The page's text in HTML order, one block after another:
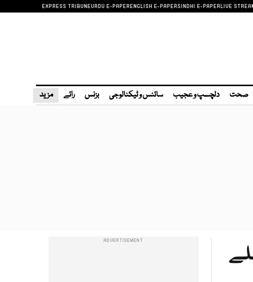
EXPRESS TRIBUNEURDU E-PAPERENGLISH E-PAPERSINDHI E-PAPERLIVE
صحت دلچسپ و عجیب سائنس و ٹیکنالوجی بزنس رائے مزید